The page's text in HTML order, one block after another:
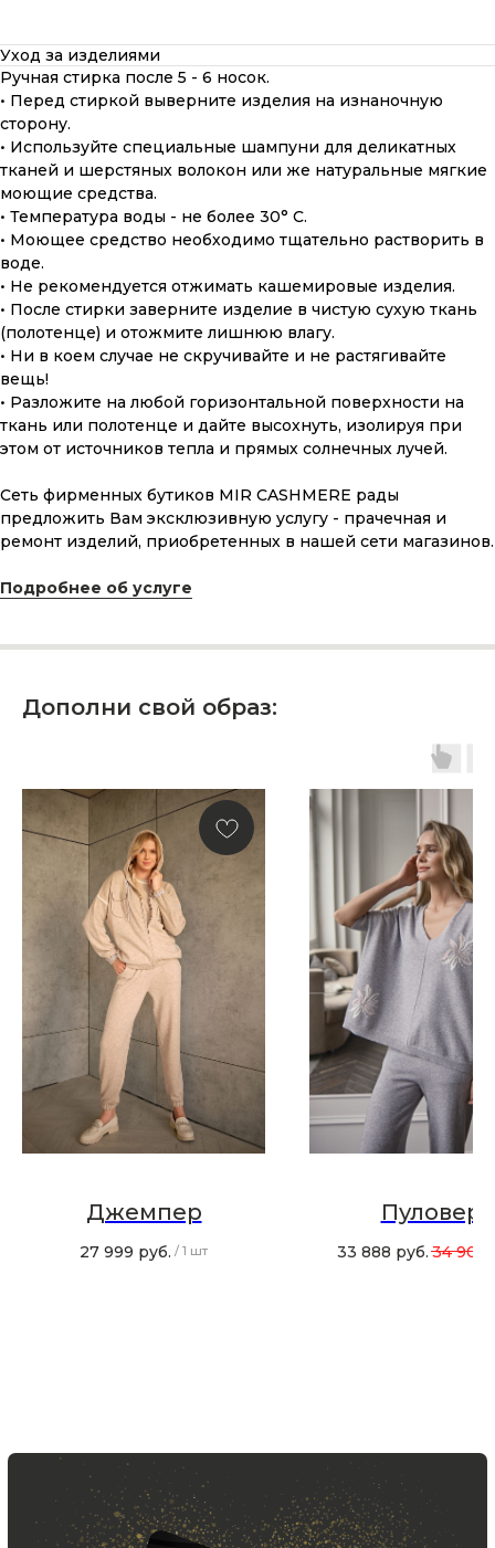
Уход за изделиями
Ручная стирка после 5 - 6 носок.
• Перед стиркой выверните изделия на изнаночную
сторону.
• Используйте специальные шампуни для деликатных
тканей и шерстяных волокон или же натуральные мягкие
моющие средства.
• Температура воды - не более 30° С.
• Моющее средство необходимо тщательно растворить в
воде.
• Не рекомендуется отжимать кашемировые изделия.
• После стирки заверните изделие в чистую сухую ткань
(полотенце) и отожмите лишнюю влагу.
• Ни в коем случае не скручивайте и не растягивайте
вещь!
• Разложите на любой горизонтальной поверхности на
ткань или полотенце и дайте высохнуть, изолируя при
этом от источников тепла и прямых солнечных лучей.
Сеть фирменных бутиков MIR CASHMERE рады
предложить Вам эксклюзивную услугу - прачечная и
ремонт изделий, приобретенных в нашей сети магазинов.
Подробнее об услуге
Дополни свой образ:
Джемпер
27 999 руб. / 1 шт
Пуловер
33 888 руб.34 900
Что может быть лучше подарка,
сделанного с любовью, теплом
и рассчитанного на долгие годы?
на Телеграм канал
Хотите быть в курсе всех новинок
и акций, подпишитесь на email рассылку
Ваш e-mail
Новинки, акции, подарки
и модный журнал — всё это
в нашем телеграмм канале:
MIR CASHMERE Official